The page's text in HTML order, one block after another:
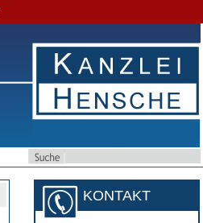
KONTAKT